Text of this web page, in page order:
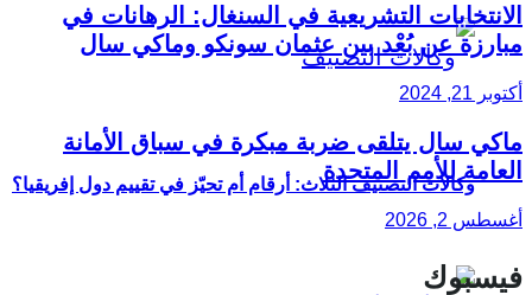
وكالات التصنيف الثلاث: أرقام أم تحيّز في تقييم دول إفريقيا؟
الانتخابات التشريعية في السنغال: الرهانات في
مبارزة عن بُعْد بين عثمان سونكو وماكي سال
أكتوبر 21, 2024
ماكي سال يتلقى ضربة مبكرة في سباق الأمانة
العامة للأمم المتحدة
أغسطس 2, 2026
فيسبوك